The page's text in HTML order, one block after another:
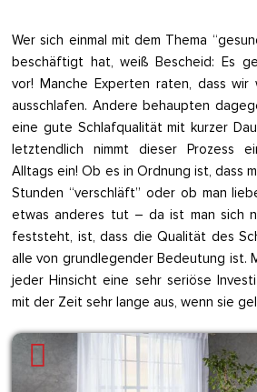
Wer sich einmal mit dem Thema
beschäftigt hat, weiß Bescheid: Es
vor! Manche Experten raten, dass
ausschlafen. Anderе behaupten
eine gute Schlafqualität mit kurzer
letztendlich nimmt dieser Prozess
Alltags ein! Ob es in Ordnung ist, dass
Stunden “verschläft” oder ob man
etwas anderes tut – da ist man sich
feststeht, ist, dass die Qualität des
alle von grundlegender Bedeutung ist.
jeder Hinsicht eine sehr seriöse
mit der Zeit sehr lange aus, wenn sie